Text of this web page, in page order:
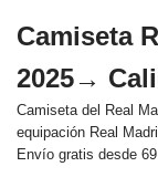
al
contenido
Camiseta
2025→
Camiseta del Real
equipación Real
Envío gratis desde